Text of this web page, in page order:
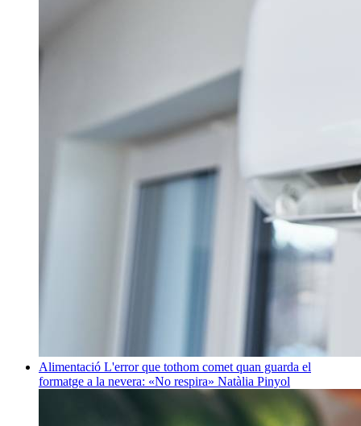
Alimentació L'error que tothom comet quan guarda el
formatge a la nevera: «No respira» Natàlia Pinyol